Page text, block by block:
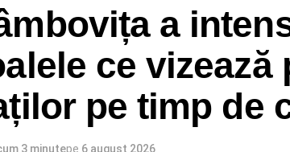
a
ce vizează
pe timp de
3 minutepe 6 august 2026